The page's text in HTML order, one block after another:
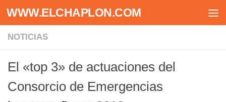
Saltar al contenido
WWW.ELCHAPLON.COM
NOTICIAS
El «top 3» de actuaciones del
Consorcio de Emergencias